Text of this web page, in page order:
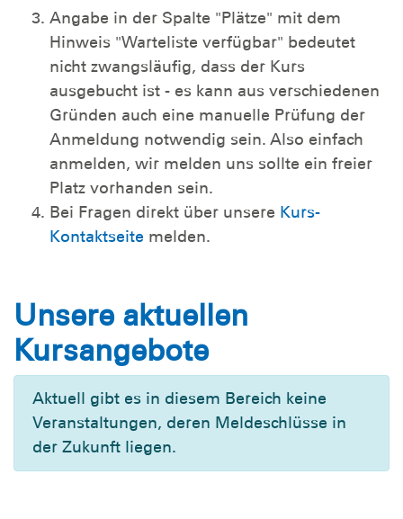
Angabe in der Spalte "Plätze" mit dem
Hinweis "Warteliste verfügbar" bedeutet
nicht zwangsläufig, dass der Kurs
ausgebucht ist - es kann aus verschiedenen
Gründen auch eine manuelle Prüfung der
Anmeldung notwendig sein. Also einfach
anmelden, wir melden uns sollte ein freier
Platz vorhanden sein.
Bei Fragen direkt über unsere Kurs-
Kontaktseite melden.
Unsere aktuellen
Kursangebote
Aktuell gibt es in diesem Bereich keine
Veranstaltungen, deren Meldeschlüsse in
der Zukunft liegen.